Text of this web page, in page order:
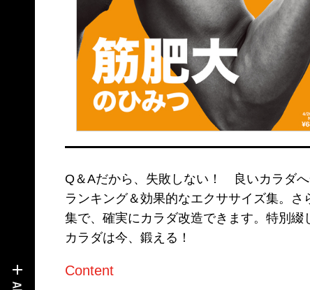
Q＆Aだから、失敗しない！ 良いカラダ
ランキング＆効果的なエクササイズ集。
集で、確実にカラダ改造できます。特別
カラダは今、鍛える！
Content